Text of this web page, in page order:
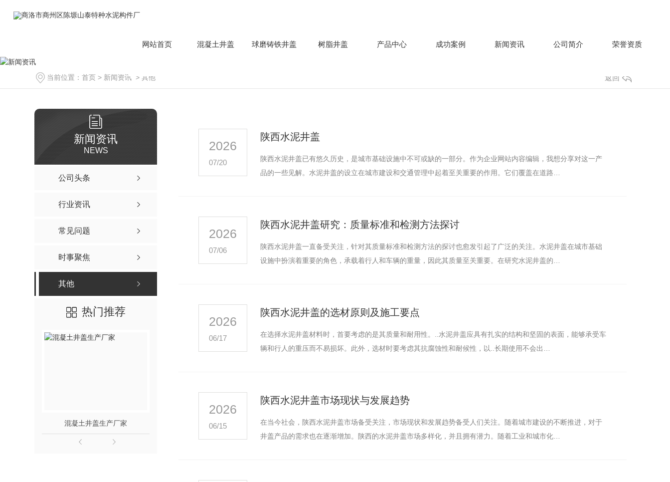
网站首页 混凝土井盖 球磨铸铁井盖 树脂井盖 产品中心 成功案例 新闻资讯 公司简介 荣誉资质
当前位置： 首页 > 新闻资讯 > 其他 返回
新闻资讯
NEWS
公司头条
行业资讯
常见问题
时事聚焦
其他
热门推荐
混凝土井盖生产厂家 混凝土污水井盖批发 混凝土污水井盖 检查井混凝土井盖
2026
07/20
陕西水泥井盖
陕西水泥井盖已有悠久历史，是城市基础设施中不可或缺的一部分。作为企业网站内容编辑，我想分享对这一产
品的一些见解。水泥井盖的设立在城市建设和交通管理中起着至关重要的作用。它们覆盖在道路…
2026
07/06
陕西水泥井盖研究：质量标准和检测方法探讨
陕西水泥井盖一直备受关注，针对其质量标准和检测方法的探讨也愈发引起了广泛的关注。水泥井盖在城市基础
设施中扮演着重要的角色，承载着行人和车辆的重量，因此其质量至关重要。在研究水泥井盖的…
2026
06/17
陕西水泥井盖的选材原则及施工要点
在选择水泥井盖材料时，首要考虑的是其质量和耐用性。..水泥井盖应具有扎实的结构和坚固的表面，能够承受车
辆和行人的重压而不易损坏。此外，选材时要考虑其抗腐蚀性和耐候性，以..长期使用不会出…
2026
06/15
陕西水泥井盖市场现状与发展趋势
在当今社会，陕西水泥井盖市场备受关注，市场现状和发展趋势备受人们关注。随着城市建设的不断推进，对于
井盖产品的需求也在逐渐增加。陕西的水泥井盖市场多样化，并且拥有潜力。随着工业和城市化…